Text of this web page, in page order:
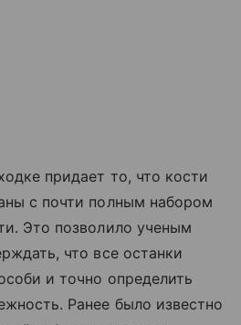
придает то, что кости
с почти полным набором
Это позволило ученым
что все останки
и точно определить
Ранее было известно